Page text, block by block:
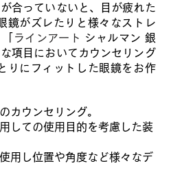
合っていないと、目が疲れた
鏡がズレたりと様々なストレ
ラインアート シャルマン 銀
項目においてカウンセリング
りにフィットした眼鏡をお作
カウンセリング。
しての使用目的を考慮した装
用し位置や角度など様々なデ